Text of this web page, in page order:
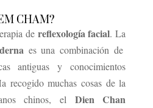
CHAM?
de reflexología facial. La
es una combinación de
antiguas y conocimientos
recogido muchas cosas de la
chinos, el Dien Chan